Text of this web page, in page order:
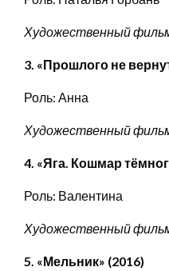
Художественный
3. «Прошлого не
Роль: Анна
Художественный
4. «Яга. Кошмар
Роль: Валентина
Художественный
5. «Мельник» (2016)